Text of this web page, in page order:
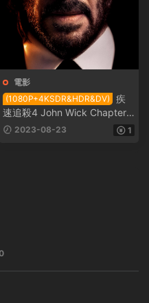
電影
(1080P+4KSDR&HDR&DV)
疾
速追殺4 John Wick Chapter
4 2023
2023-08-23 1